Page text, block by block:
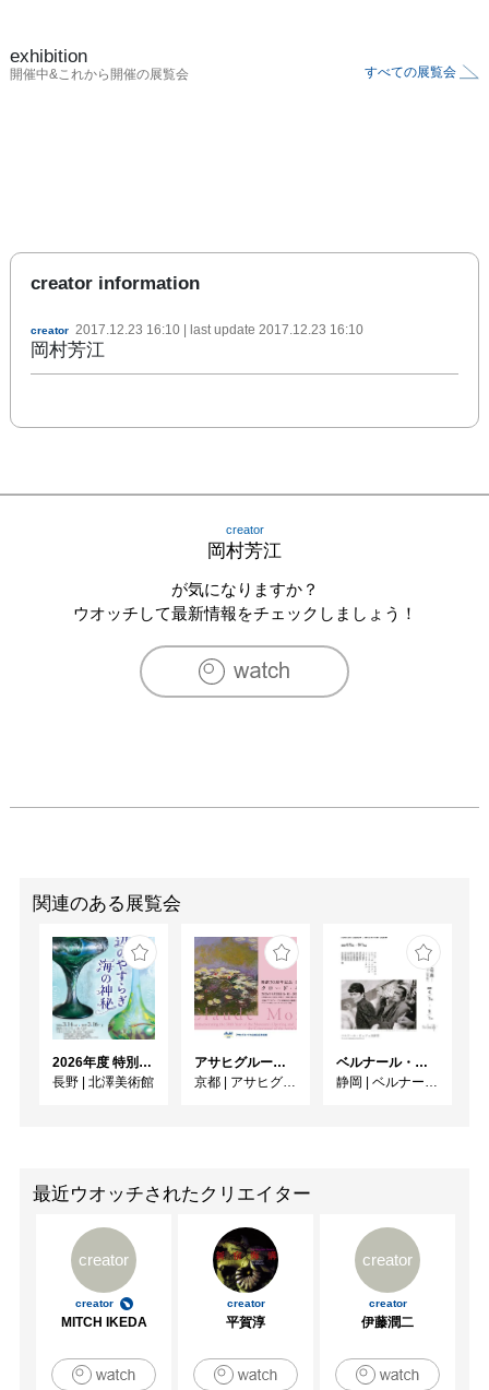
exhibition
開催中&これから開催の展覧会 すべての展覧会
creator information
creator 2017.12.23 16:10 | last update 2017.12.23 16:10
岡村芳江
creator
岡村芳江
が気になりますか？
ウオッチして最新情報をチェックしましょう！
関連のある展覧会
2026年度 特別展「ガレとドーム、アール･ヌーヴォーのガラス 水辺のやすらぎ、海の神秘」
長野 | 北澤美術館
アサヒグループ大山崎山荘美術館 開館30周年記念展「没後100年 クロード・モネ」
京都 | アサヒグループ大山崎山荘美術館
ベルナール・ビュフェと写真 ーカメラがとらえたビュフェとその時代、そして21 世紀へ
静岡 | ベルナール・ビュフェ美術館
最近ウオッチされたクリエイター
creator
creator
MITCH IKEDA
creator
平賀淳
creator
creator
伊藤潤二